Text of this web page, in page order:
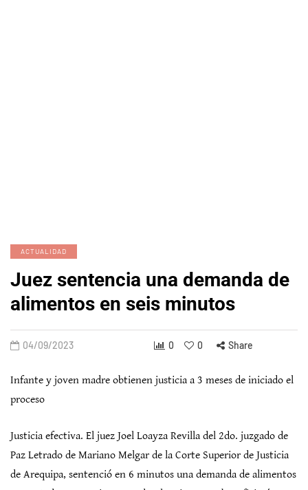
ACTUALIDAD
Juez sentencia una demanda de
alimentos en seis minutos
04/09/2023 0 0 Share
Infante y joven madre obtienen justicia a 3 meses de iniciado el
proceso
Justicia efectiva. El juez Joel Loayza Revilla del 2do. juzgado de
Paz Letrado de Mariano Melgar de la Corte Superior de Justicia
de Arequipa, sentenció en 6 minutos una demanda de alimentos